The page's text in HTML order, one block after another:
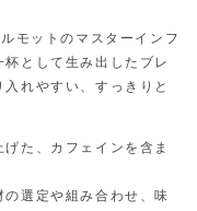
モットのマスターインフ
として生み出したブレ
れやすい、すっきりと
た、カフェインを含ま
選定や組み合わせ、味